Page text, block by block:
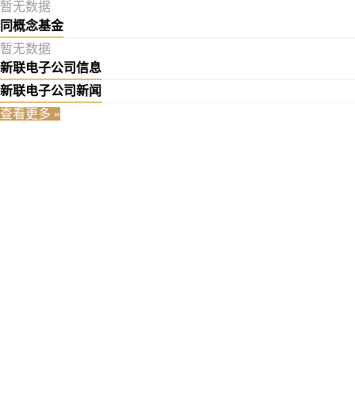
暂无数据
同概念基金
暂无数据
新联电子公司信息
新联电子公司新闻
查看更多 »